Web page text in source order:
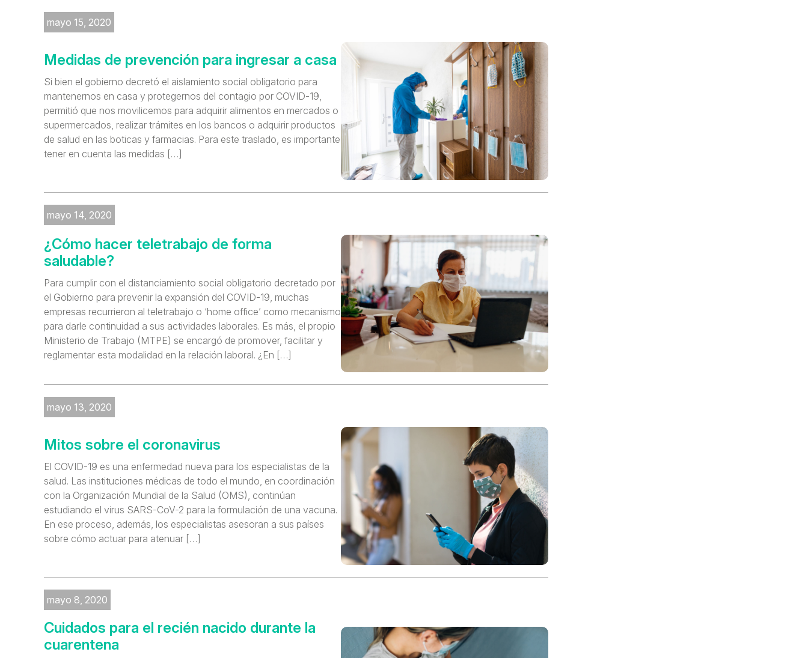
mayo 15, 2020
Medidas de prevención para ingresar a casa
Si bien el gobierno decretó el aislamiento social obligatorio para
mantenernos en casa y protegernos del contagio por COVID-19,
permitió que nos movilicemos para adquirir alimentos en mercados o
supermercados, realizar trámites en los bancos o adquirir productos
de salud en las boticas y farmacias. Para este traslado, es importante
tener en cuenta las medidas […]
mayo 14, 2020
¿Cómo hacer teletrabajo de forma
saludable?
Para cumplir con el distanciamiento social obligatorio decretado por
el Gobierno para prevenir la expansión del COVID-19, muchas
empresas recurrieron al teletrabajo o ‘home office’ como mecanismo
para darle continuidad a sus actividades laborales. Es más, el propio
Ministerio de Trabajo (MTPE) se encargó de promover, facilitar y
reglamentar esta modalidad en la relación laboral. ¿En […]
mayo 13, 2020
Mitos sobre el coronavirus
El COVID-19 es una enfermedad nueva para los especialistas de la
salud. Las instituciones médicas de todo el mundo, en coordinación
con la Organización Mundial de la Salud (OMS), continúan
estudiando el virus SARS-CoV-2 para la formulación de una vacuna.
En ese proceso, además, los especialistas asesoran a sus países
sobre cómo actuar para atenuar […]
mayo 8, 2020
Cuidados para el recién nacido durante la
cuarentena